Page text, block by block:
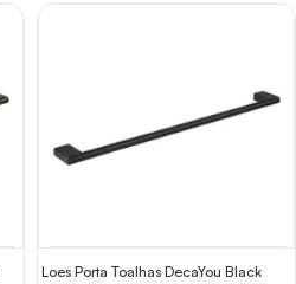
Loes Porta Toalhas DecaYou Black